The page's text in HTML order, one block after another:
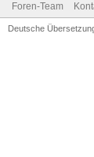
Foren-Team
Deutsche